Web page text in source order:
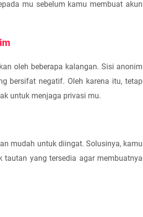
mu sebelum kamu membuat akun
oleh beberapa kalangan. Sisi anonim
bersifat negatif. Oleh karena itu, tetap
untuk menjaga privasi mu.
mudah untuk diingat. Solusinya, kamu
tautan yang tersedia agar membuatnya